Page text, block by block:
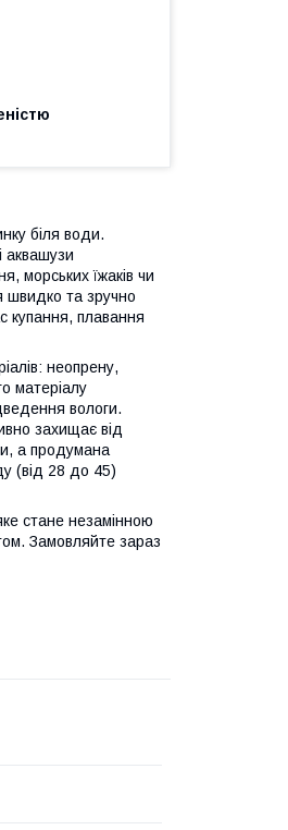
біля води.
аквашузи
морських їжаків чи
швидко та зручно
купання, плавання
неопрену,
матеріалу
вологи.
захищає від
а продумана
(від 28 до 45)
стане незамінною
Замовляйте зараз